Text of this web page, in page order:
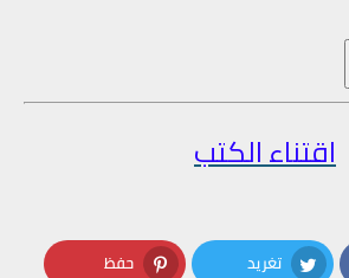
اقتناء الكتب
تغريد حفظ